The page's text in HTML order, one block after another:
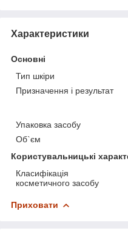
Характеристики
Основні
Тип шкіри
Призначення і результат
Упаковка засобу
Об`єм
Користувальницькі
Класифікація
косметичного засобу
Приховати